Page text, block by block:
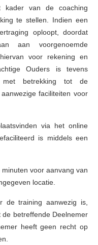
kader van de coaching
te stellen. Indien een
oploopt, doordat
aan voorgenoemde
voor rekening en
Ouders is tevens
met betrekking tot de
faciliteiten voor
via het online
is middels een
voor aanvang van
locatie.
de training aanwezig is,
betreffende Deelnemer
heeft geen recht op